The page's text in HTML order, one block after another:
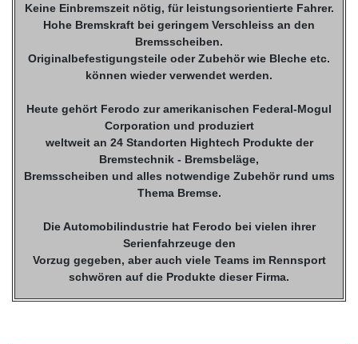
Keine Einbremszeit nötig, für leistungsorientierte Fahrer.
Hohe Bremskraft bei geringem Verschleiss an den
Bremsscheiben.
Originalbefestigungsteile oder Zubehör wie Bleche etc.
können wieder verwendet werden.
Heute gehört Ferodo zur amerikanischen Federal-Mogul
Corporation und produziert
weltweit an 24 Standorten Hightech Produkte der
Bremstechnik - Bremsbeläge,
Bremsscheiben und alles notwendige Zubehör rund ums
Thema Bremse.
Die Automobilindustrie hat Ferodo bei vielen ihrer
Serienfahrzeuge den
Vorzug gegeben, aber auch viele Teams im Rennsport
schwören auf die Produkte dieser Firma.